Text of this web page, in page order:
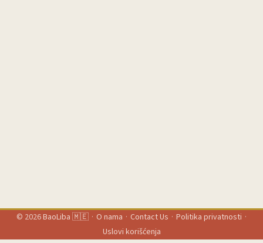
© 2026BaoLiba 🇲🇪 · O nama · Contact Us · Politika privatnosti ·
Uslovi korišćenja